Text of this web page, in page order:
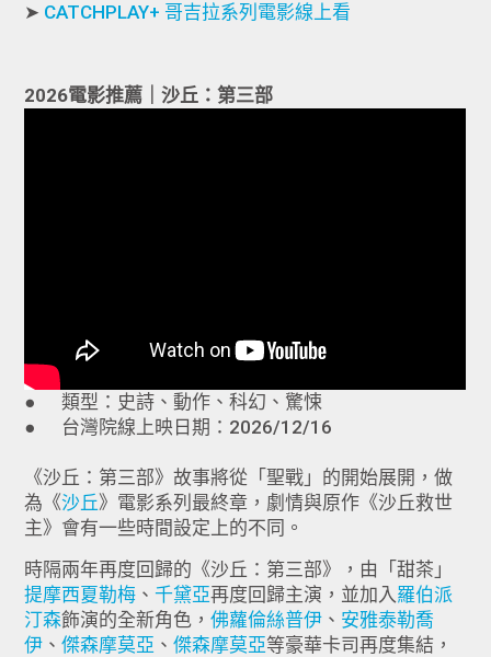
➤ CATCHPLAY+ 哥吉拉系列電影線上看
2026電影推薦｜沙丘：第三部
● 類型：史詩、動作、科幻、驚悚
● 台灣院線上映日期：2026/12/16
《沙丘：第三部》故事將從「聖戰」的開始展開，做
為《沙丘》電影系列最終章，劇情與原作《沙丘救世
主》會有一些時間設定上的不同。
時隔兩年再度回歸的《沙丘：第三部》，由「甜茶」
提摩西夏勒梅 、千黛亞再度回歸主演，並加入 羅伯派
汀森飾演的全新角色，佛蘿倫絲普伊 、 安雅泰勒喬
伊 、傑森摩莫亞 、傑森摩莫亞等豪華卡司再度集結，